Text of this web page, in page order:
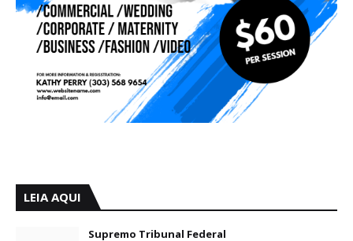
LEIA AQUI
Supremo Tribunal Federal